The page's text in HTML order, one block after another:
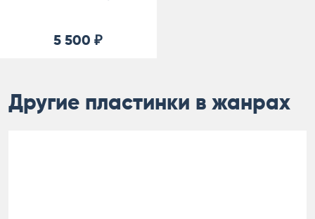
5 500 ₽
Другие пластинки в жанрах